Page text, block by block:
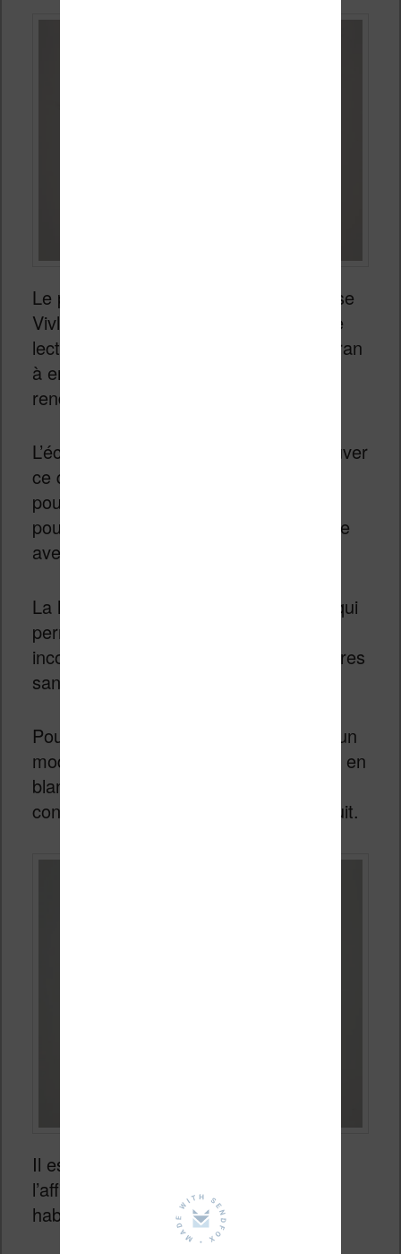
Le plus important pour évaluer la liseuse
Vivlio Light HD Colorest l’expérience de
lecture. Elle est excellente grâce à l’écran
à encre électronique haute définition,
rendant la lecture très agréable.
L’éclairage est facile à ajuster pour trouver
ce qui vous convient le mieux. Vous
pouvez même l’éteindre complètement
pour utiliser la lumière naturelle, comme
avec un livre en papier.
La liseuse est légère et compacte, ce qui
permet de la tenir longtemps sans
inconfort. J’ai lu pendant plus de 2 heures
sans aucun problème.
Pour ceux qui lisent dans le noir, il y a un
mode « sombre » qui affiche les lettres en
blanc sur un fond noir. C’est très
confortable pour les yeux, surtout la nuit.
Il est bien sûr possible de configurer
l’affichage du texte avec les options
habituelles :